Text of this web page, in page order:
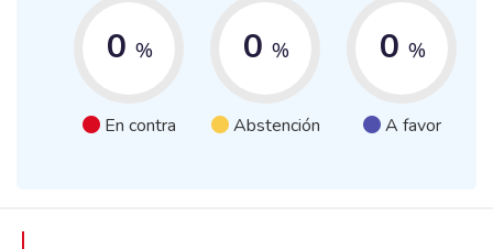
0 %
En contra
0 %
Abstención
0 %
A favor